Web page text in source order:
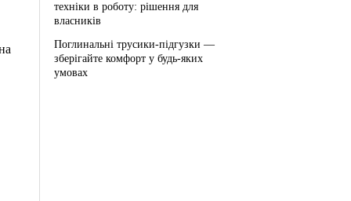
техніки в роботу: рішення для
власників
Поглинальні трусики-підгузки —
зберігайте комфорт у будь-яких
умовах